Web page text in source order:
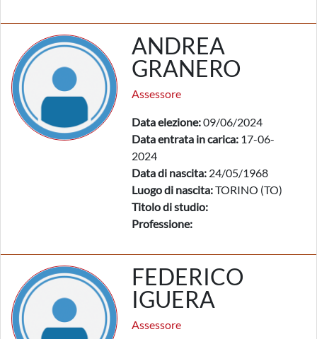
ANDREA
GRANERO
Assessore
Data elezione:09/06/2024
Data entrata in carica: 17-06-
2024
Data di nascita: 24/05/1968
Luogo di nascita:TORINO (TO)
Titolo di studio:
Professione:
FEDERICO
IGUERA
Assessore